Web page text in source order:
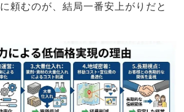
に頼むのが、結局一番安上がりだと